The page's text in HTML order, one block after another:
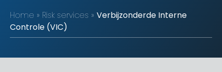
Home Risk services
Verbijzonderde Interne
Controle (VIC)